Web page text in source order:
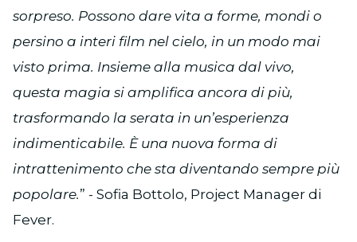
sorpreso. Possono dare vita a forme, mondi o
persino a interi film nel cielo, in un modo mai
visto prima. Insieme alla musica dal vivo,
questa magia si amplifica ancora di più,
trasformando la serata in un’esperienza
indimenticabile. È una nuova forma di
intrattenimento che sta diventando sempre più
popolare.” - Sofia Bottolo, Project Manager di
Fever.